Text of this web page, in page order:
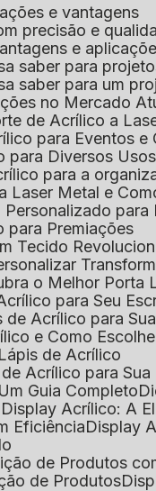
e vantagens
precisão e
e
saber para
saber para um
no Mercado
de Acrílico a
para Eventos e
para Diversos Usos
para a
Laser Metal e
Personalizado
para Premiações
Tecido
o Melhor
para Seu
Acrílico para
e Como
de Acrílico
Acrílico para Sua
Guia Completo
Display Acrílico: A
Eficiência
de Produtos
de Produtos